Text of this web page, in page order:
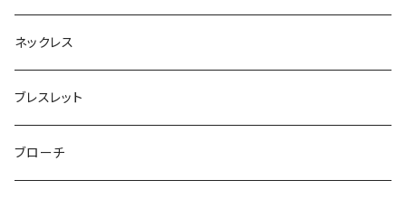
ネックレス
ブレスレット
ブローチ